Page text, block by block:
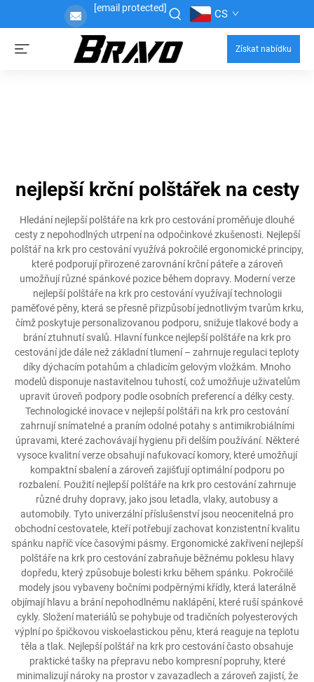
[email protected] CS
Získat nabídku
nejlepší krční polštářek na cesty
Hledání nejlepší polštáře na krk pro cestování proměňuje dlouhé
cesty z nepohodlných utrpení na odpočinkové zkušenosti. Nejlepší
polštář na krk pro cestování využívá pokročilé ergonomické principy,
které podporují přirozené zarovnání krční páteře a zároveň
umožňují různé spánkové pozice během dopravy. Moderní verze
nejlepší polštáře na krk pro cestování využívají technologii
paměťové pěny, která se přesně přizpůsobí jednotlivým tvarům krku,
čímž poskytuje personalizovanou podporu, snižuje tlakové body a
brání ztuhnutí svalů. Hlavní funkce nejlepší polštáře na krk pro
cestování jde dále než základní tlumení – zahrnuje regulaci teploty
díky dýchacím potahům a chladicím gelovým vložkám. Mnoho
modelů disponuje nastavitelnou tuhostí, což umožňuje uživatelům
upravit úroveň podpory podle osobních preferencí a délky cesty.
Technologické inovace v nejlepší polštáři na krk pro cestování
zahrnují snímatelné a praním odolné potahy s antimikrobiálními
úpravami, které zachovávají hygienu při delším používání. Některé
vysoce kvalitní verze obsahují nafukovací komory, které umožňují
kompaktní sbalení a zároveň zajišťují optimální podporu po
rozbalení. Použití nejlepší polštáře na krk pro cestování zahrnuje
různé druhy dopravy, jako jsou letadla, vlaky, autobusy a
automobily. Tyto univerzální příslušenství jsou neocenitelná pro
obchodní cestovatele, kteří potřebují zachovat konzistentní kvalitu
spánku napříč více časovými pásmy. Ergonomické zakřivení nejlepší
polštáře na krk pro cestování zabraňuje běžnému poklesu hlavy
dopředu, který způsobuje bolesti krku během spánku. Pokročilé
modely jsou vybaveny bočními podpěrnými křídly, která laterálně
objímají hlavu a brání nepohodlnému naklápění, které ruší spánkové
cykly. Složení materiálů se pohybuje od tradičních polyesterových
výplní po špičkovou viskoelastickou pěnu, která reaguje na teplotu
těla a tlak. Nejlepší polštář na krk pro cestování často obsahuje
praktické tašky na přepravu nebo kompresní popruhy, které
minimalizují nároky na prostor v zavazadlech a zároveň zajistí, že